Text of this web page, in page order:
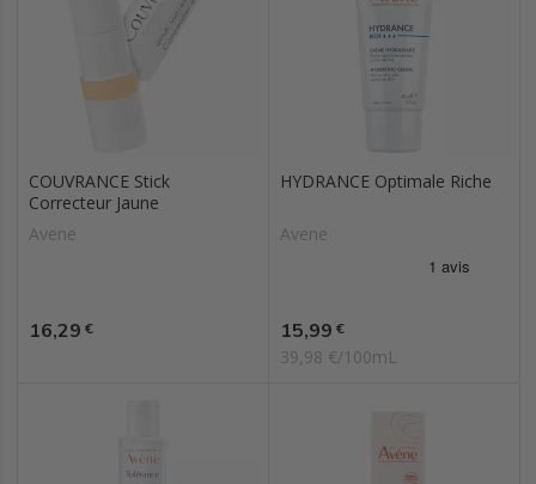
COUVRANCE Stick
Correcteur Jaune
Avene
Prix
16,29 €
HYDRANCE Optimale Riche
Avene
Prix
15,99 €
39,98 €/100mL